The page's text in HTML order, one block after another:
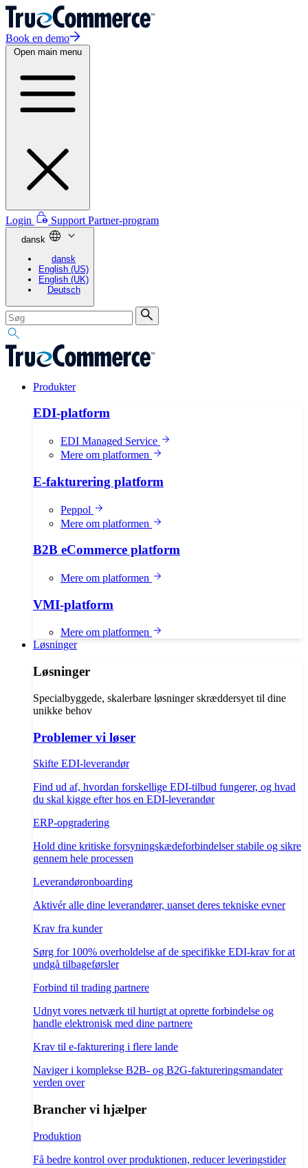
Book en demo
Open main menu
Login Support Partner-program
dansk
dansk
English (US)
English (UK)
Deutsch
Produkter
EDI-platform
EDI Managed Service
Mere om platformen
E-fakturering platform
Peppol
Mere om platformen
B2B eCommerce platform
Mere om platformen
VMI-platform
Mere om platformen
Løsninger
Løsninger
Specialbyggede, skalerbare løsninger skræddersyet til dine
unikke behov
Problemer vi løser
Skifte EDI-leverandør
Find ud af, hvordan forskellige EDI-tilbud fungerer, og hvad
du skal kigge efter hos en EDI-leverandør
ERP-opgradering
Hold dine kritiske forsyningskædeforbindelser stabile og sikre
gennem hele processen
Leverandøronboarding
Aktivér alle dine leverandører, uanset deres tekniske evner
Krav fra kunder
Sørg for 100% overholdelse af de specifikke EDI-krav for at
undgå tilbageførsler
Forbind til trading partnere
Udnyt vores netværk til hurtigt at oprette forbindelse og
handle elektronisk med dine partnere
Krav til e-fakturering i flere lande
Naviger i komplekse B2B- og B2G-faktureringsmandater
verden over
Brancher vi hjælper
Produktion
Få bedre kontrol over produktionen, reducer leveringstider